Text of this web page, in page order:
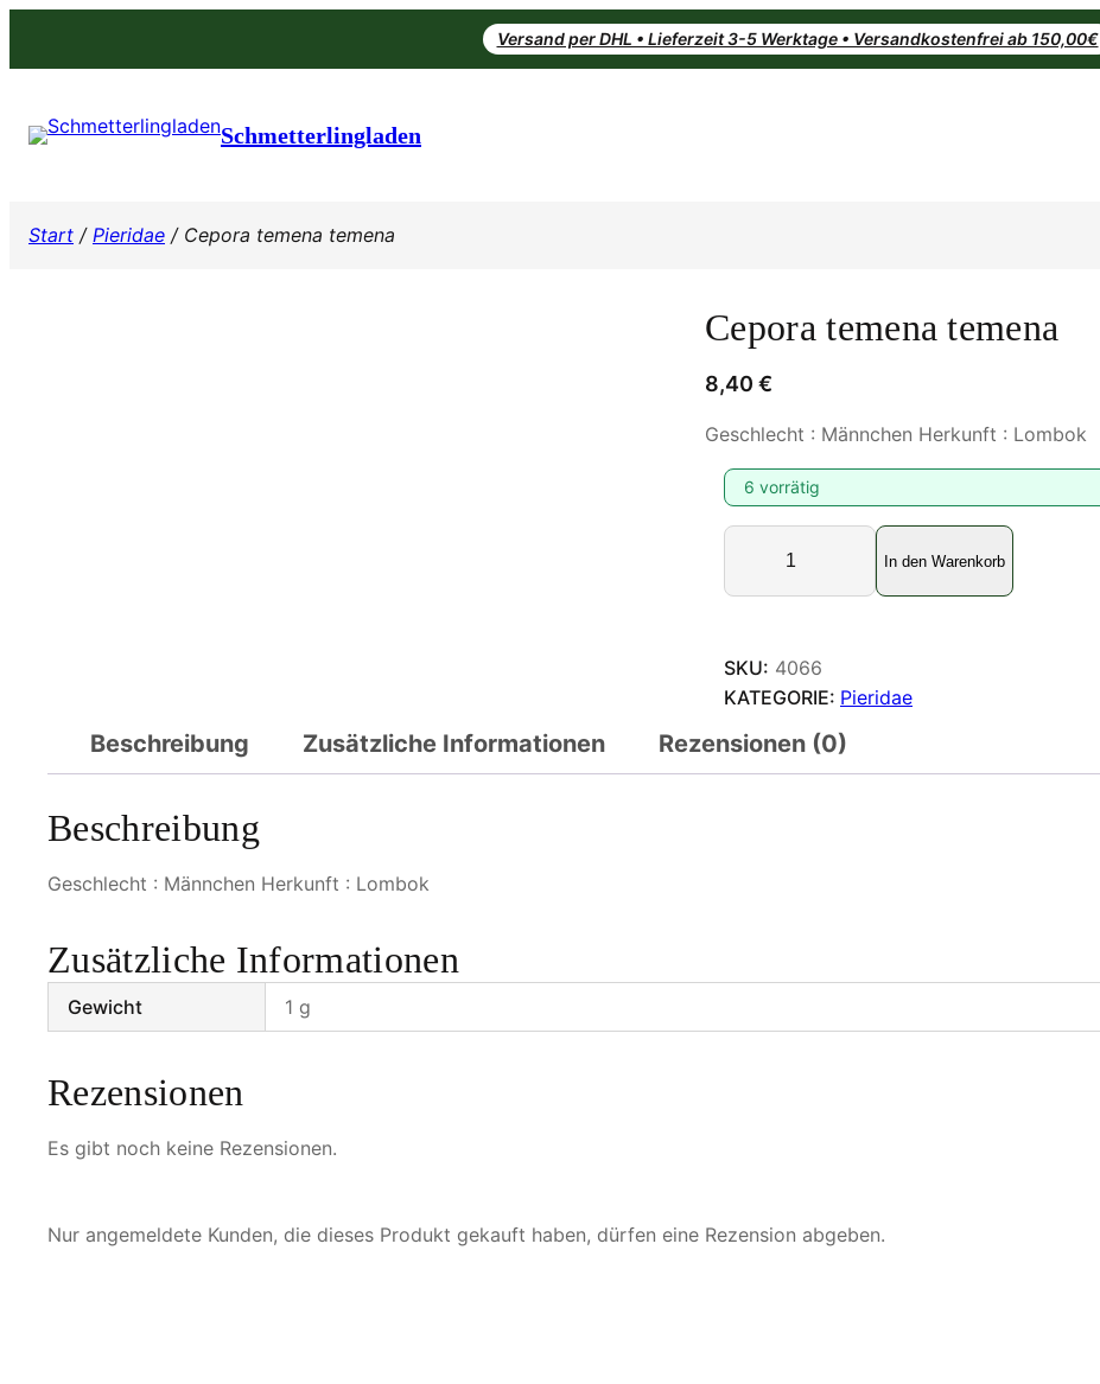
Versand per DHL • Lieferzeit 3-5 Werktage • Versandkostenfrei ab 150,00€
Schmetterlingladen
Start / Pieridae / Cepora temena temena
Cepora temena temena
8,40 €
Geschlecht : Männchen Herkunft : Lombok
6 vorrätig
C
p
r
a
e
m
e
In den Warenkorb
SKU: 4066
KATEGORIE: Pieridae
Beschreibung Zusätzliche Informationen Rezensionen (0)
Beschreibung
Geschlecht : Männchen Herkunft : Lombok
Zusätzliche Informationen
Gewicht 1 g
Rezensionen
Es gibt noch keine Rezensionen.
Nur angemeldete Kunden, die dieses Produkt gekauft haben, dürfen eine Rezension abgeben.